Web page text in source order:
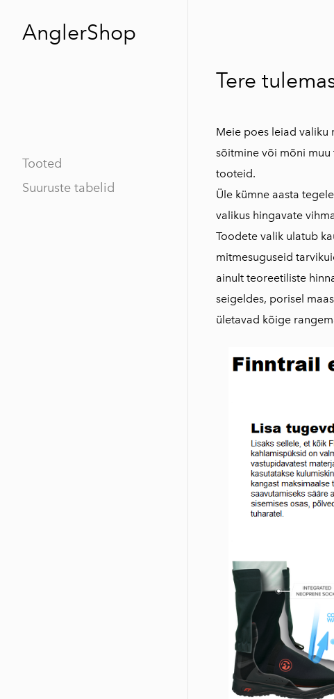
AnglerShop
Tooted
Suuruste tabelid
Tere
Meie poes leiad valiku
sõitmine või mõni muu
tooteid.
Üle kümne aasta
valikus hingavate
Toodete valik ulatub
mitmesuguseid
ainult teoreetiliste
seigeldes, porisel
ületavad kõige